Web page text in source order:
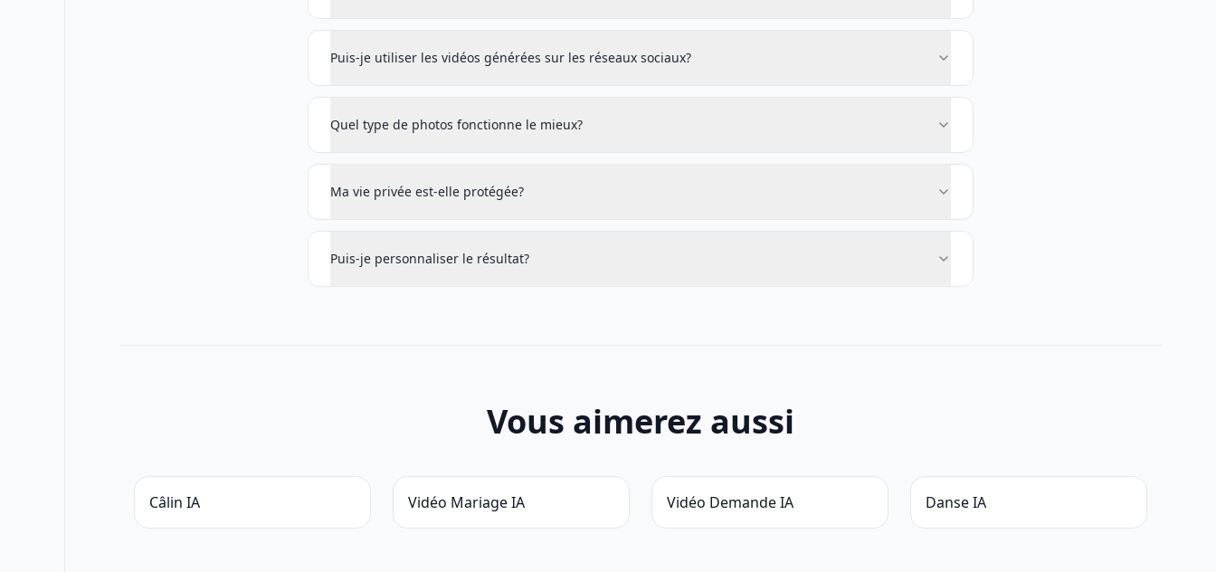
Puis-je utiliser les vidéos générées sur les réseaux sociaux?
Quel type de photos fonctionne le mieux?
Ma vie privée est-elle protégée?
Puis-je personnaliser le résultat?
Vous aimerez aussi
Câlin IA Vidéo Mariage IA Vidéo Demande IA Danse IA